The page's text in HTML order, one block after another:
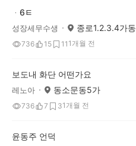
ᆞ6ㅌ
성장세무수생 종로1.2.3.4가동
736 15 11 1개월 전
보도내 화단 어떤가요
레노아 동소문동5가
736 7 31개월 전
윤동주 언덕